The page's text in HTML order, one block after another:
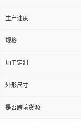
生产速度
规格
加工定制
外形尺寸
是否跨境货源